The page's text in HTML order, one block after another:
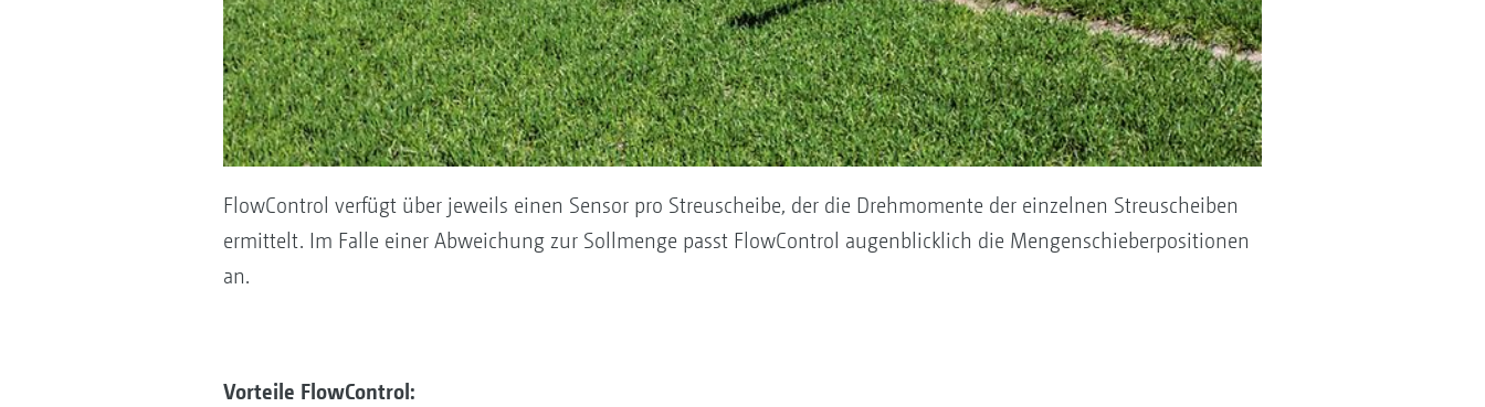
FlowControl verfügt über jeweils einen Sensor pro Streuscheibe, der die Drehmomente der einzelnen Streuscheiben
ermittelt. Im Falle einer Abweichung zur Sollmenge passt FlowControl augenblicklich die Mengenschieberpositionen
an.
Vorteile FlowControl: